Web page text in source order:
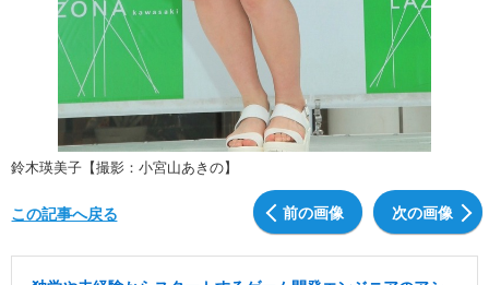
鈴木瑛美子【撮影：小宮山あきの】
前の画像 次の画像
この記事へ戻る